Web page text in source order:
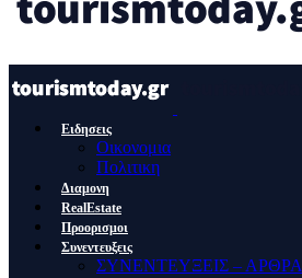
Ειδησεις
Οικονομια
Πολιτικη
Διαμονη
RealEstate
Προορισμοι
Συνεντευξεις
ΣΥΝΕΝΤΕΥΞΕΙΣ – ΑΡΘΡΑ